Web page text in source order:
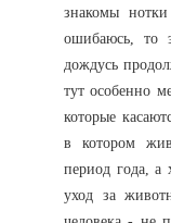
знакомы
ошибаюсь, то
дождусь
тут особенно
которые
в котором
период года, а
уход за